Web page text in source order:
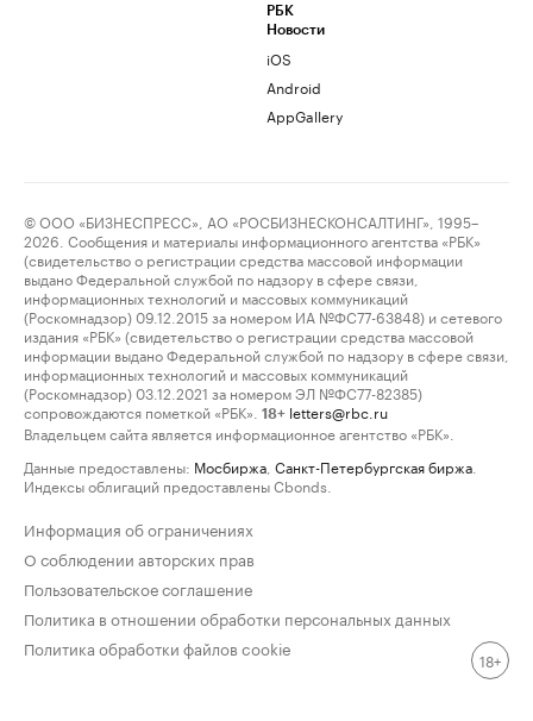
РБК
Новости
iOS
Android
AppGallery
© ООО «БИЗНЕСПРЕСС», АО «РОСБИЗНЕСКОНСАЛТИНГ», 1995–
2026. Сообщения и материалы информационного агентства «РБК»
(свидетельство о регистрации средства массовой информации
выдано Федеральной службой по надзору в сфере связи,
информационных технологий и массовых коммуникаций
(Роскомнадзор) 09.12.2015 за номером ИА №ФС77-63848) и сетевого
издания «РБК» (свидетельство о регистрации средства массовой
информации выдано Федеральной службой по надзору в сфере связи,
информационных технологий и массовых коммуникаций
(Роскомнадзор) 03.12.2021 за номером ЭЛ №ФС77-82385)
сопровождаются пометкой «РБК».
18+ letters@rbc.ru
Владельцем сайта является информационное агентство «РБК».
Данные предоставлены: Мосбиржа Санкт-Петербургская биржа
Индексы облигаций предоставлены Cbonds.
Информация об ограничениях
О соблюдении авторских прав
Пользовательское соглашение
Политика в отношении обработки персональных данных
Политика обработки файлов cookie
18+